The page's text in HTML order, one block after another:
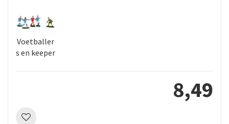
Voetballer
s en keeper
8,49